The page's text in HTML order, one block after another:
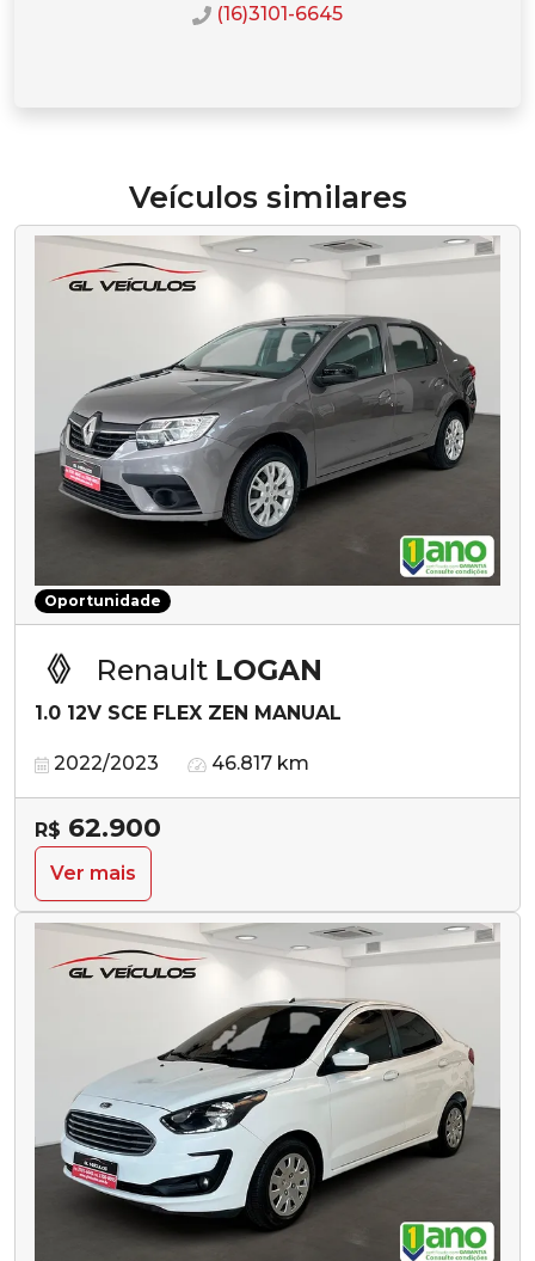
(16)3101-6645
Veículos similares
Oportunidade
Renault LOGAN
1.0 12V SCE FLEX ZEN MANUAL
2022/2023 46.817 km
R$ 62.900
Ver mais